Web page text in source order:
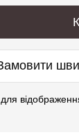
для